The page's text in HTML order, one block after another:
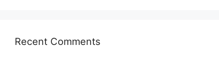
Recent Comments